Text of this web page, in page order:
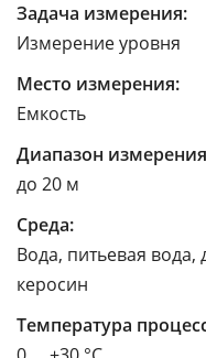
Задача измерения:
Измерение уровня
Место измерения:
Емкость
Диапазон
до 20 м
Среда:
Вода, питьевая вода,
керосин
Температура